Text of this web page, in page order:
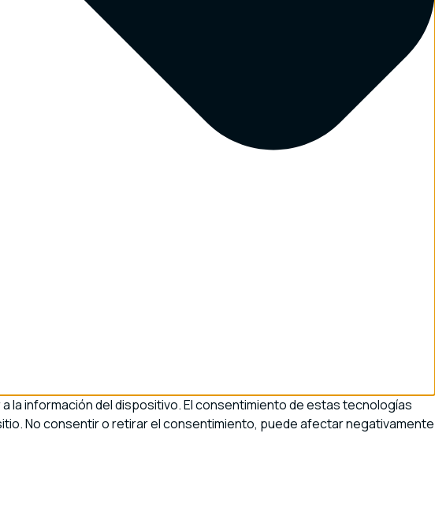
información del dispositivo. El consentimiento de estas tecnologías
No consentir o retirar el consentimiento, puede afectar negativamente